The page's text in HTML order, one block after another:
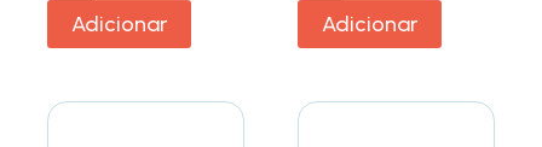
Adicionar Adicionar